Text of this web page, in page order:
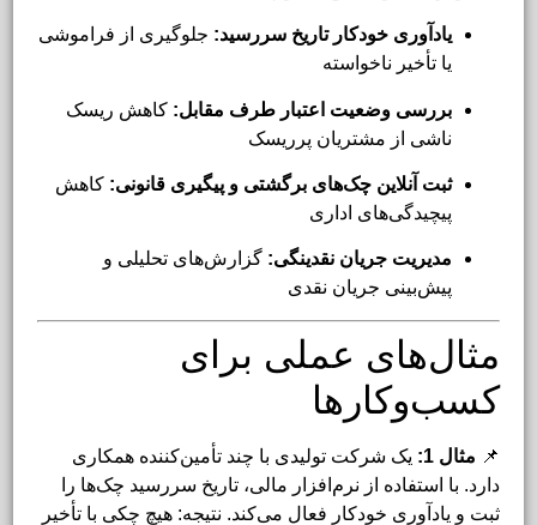
یادآوری خودکار تاریخ سررسید: جلوگیری از فراموشی
یا تأخیر ناخواسته
بررسی وضعیت اعتبار طرف مقابل: کاهش ریسک
ناشی از مشتریان پرریسک
ثبت آنلاین چک‌های برگشتی و پیگیری قانونی: کاهش
پیچیدگی‌های اداری
مدیریت جریان نقدینگی: گزارش‌های تحلیلی و
پیش‌بینی جریان نقدی
مثال‌های عملی برای
کسب‌وکارها
📌 مثال 1:
یک شرکت تولیدی با چند تأمین‌کننده همکاری
دارد. با استفاده از نرم‌افزار مالی، تاریخ سررسید چک‌ها را
ثبت و یادآوری خودکار فعال می‌کند. نتیجه: هیچ چکی با تأخیر